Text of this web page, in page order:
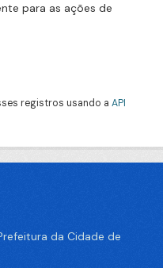
para as ações de
registros usando a API
da Cidade de